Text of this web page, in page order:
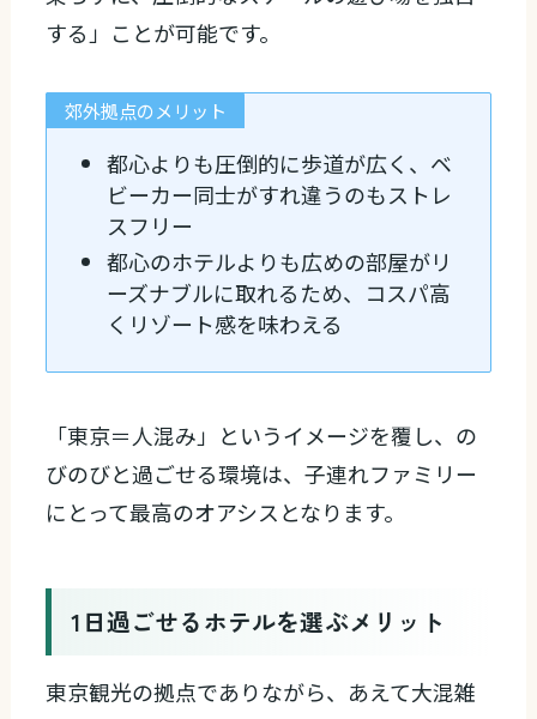
する」ことが可能です。
郊外拠点のメリット
都心よりも圧倒的に歩道が広く、ベ
ビーカー同士がすれ違うのもストレ
スフリー
都心のホテルよりも広めの部屋がリ
ーズナブルに取れるため、コスパ高
くリゾート感を味わえる
「東京＝人混み」というイメージを覆し、の
びのびと過ごせる環境は、子連れファミリー
にとって最高のオアシスとなります。
1日過ごせるホテルを選ぶメリット
東京観光の拠点でありながら、あえて大混雑